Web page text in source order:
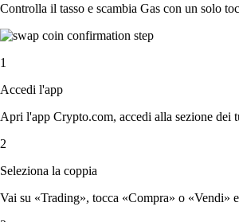
Controlla il tasso e scambia Gas con un solo
1
Accedi l'app
Apri l'app Crypto.com, accedi alla sezione
2
Seleziona la coppia
Vai su «Trading», tocca «Compra» o «Vendi»